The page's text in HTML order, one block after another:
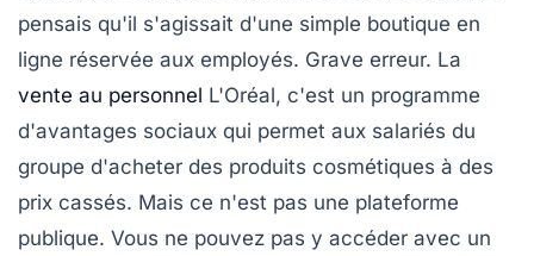
pensais qu'il s'agissait d'une simple boutique en
ligne réservée aux employés. Grave erreur. La
vente au personnel L'Oréal, c'est un programme
d'avantages sociaux qui permet aux salariés du
groupe d'acheter des produits cosmétiques à des
prix cassés. Mais ce n'est pas une plateforme
publique. Vous ne pouvez pas y accéder avec un